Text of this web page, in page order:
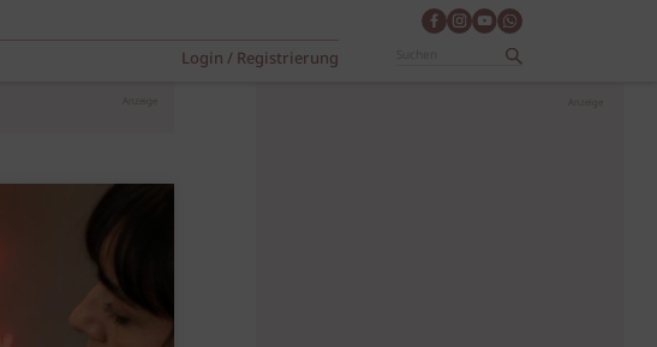
Login / Registrierung
Anzeige Anzeige